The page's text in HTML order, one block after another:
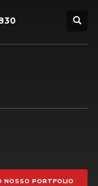
NOSSO PORTFOLIO